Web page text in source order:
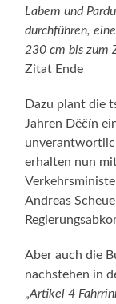
Labem und
durchführen,
230 cm bis zum
Zitat Ende
Dazu plant die
Jahren Děčín
erhalten nun
Andreas
Aber auch die
nachstehen in
„Artikel 4